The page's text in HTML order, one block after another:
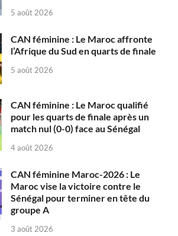
5 août 2026
CAN féminine : Le Maroc affronte
l’Afrique du Sud en quarts de finale
5 août 2026
CAN féminine : Le Maroc qualifié
pour les quarts de finale après un
match nul (0-0) face au Sénégal
4 août 2026
CAN féminine Maroc-2026 : Le
Maroc vise la victoire contre le
Sénégal pour terminer en tête du
groupe A
3 août 2026